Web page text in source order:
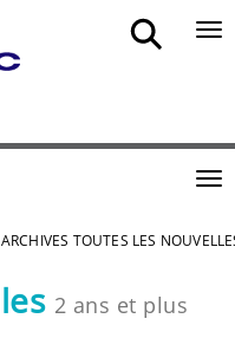
ARCHIVES TOUTES LES
2 ans et plus